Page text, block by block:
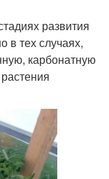
для комнатных
растений
в янтарной
кислоте
развития
в тех случаях,
карбонатную